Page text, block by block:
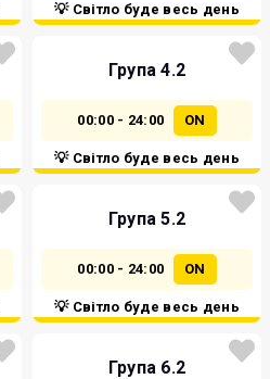
💡 Світло буде весь день
Група 4.2
00:00 - 24:00 ON
💡 Світло буде весь день
Група 5.2
00:00 - 24:00 ON
💡 Світло буде весь день
Група 6.2